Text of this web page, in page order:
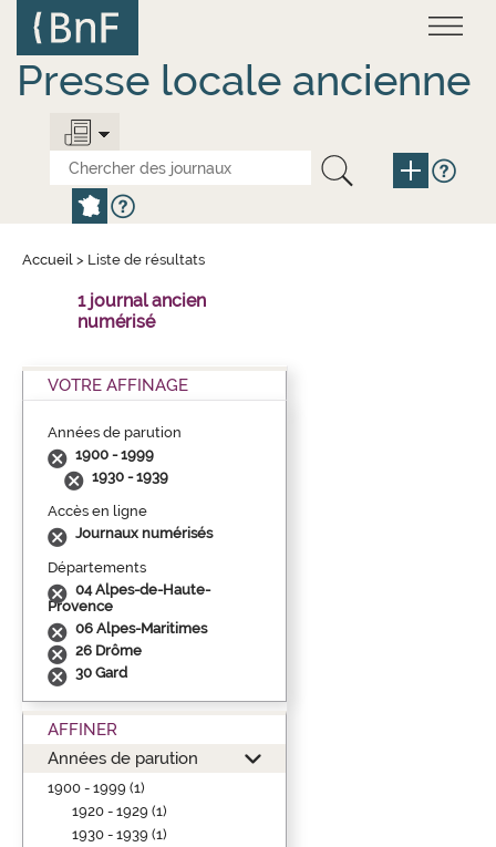
contenu
principal
Presse locale ancienne
Accueil > Liste de résultats
1 journal ancien
numérisé
VOTRE AFFINAGE
Années de parution
1900 - 1999
1930 - 1939
Accès en ligne
Journaux numérisés
Départements
04 Alpes-de-Haute-
Provence
06 Alpes-Maritimes
26 Drôme
30 Gard
AFFINER
Années de parution
1900 - 1999 (1)
1920 - 1929 (1)
1930 - 1939 (1)
Panneau de gestion des cookies